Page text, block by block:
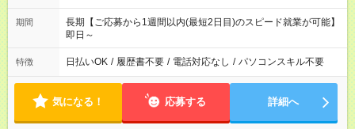
期間
長期【ご応募から1週間以内(最短2日目)のスピード就業が可能】
即日～
特徴 日払いOK / 履歴書不要 / 電話対応なし / パソコンスキル不要
気になる！ 応募する 詳細へ